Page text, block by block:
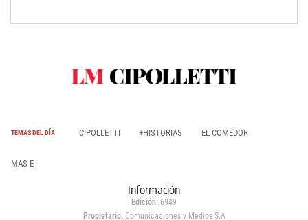
TEMAS DEL DÍA CIPOLLETTI +HISTORIAS EL COMEDOR
MAS E
Información
Edición: 6949
Propietario:Comunicaciones y Medios S.A